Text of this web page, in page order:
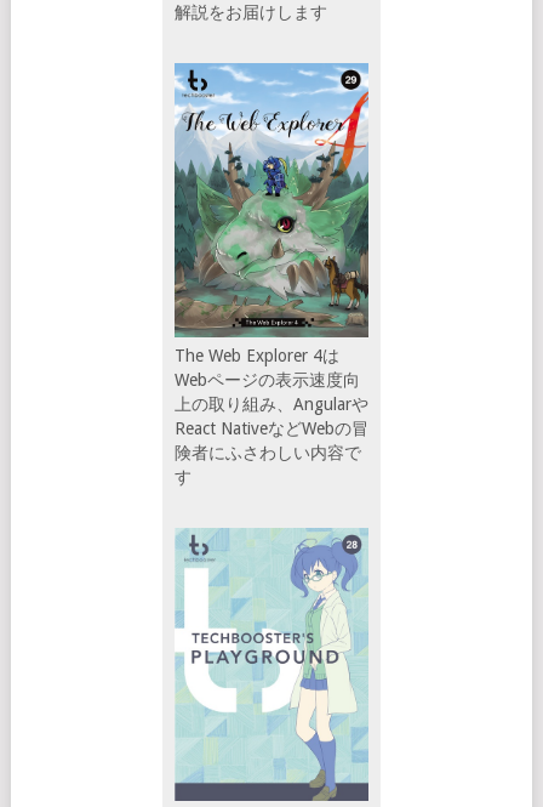
解説をお届けします
The Web Explorer 4は
Webページの表示速度向
上の取り組み、Angularや
React NativeなどWebの冒
険者にふさわしい内容で
す